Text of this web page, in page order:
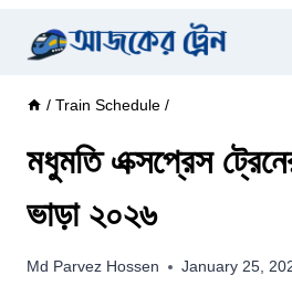
/ Train Schedule /
মধুমতি এক্সপ্রেস
ভাড়া ২০২৬
Md Parvez Hossen January 25,